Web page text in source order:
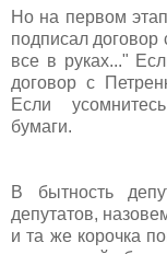
Но на первом
подписал договор
все в руках..."
договор с
Если
бумаги.
В бытность
депутатов,
и та же корочка